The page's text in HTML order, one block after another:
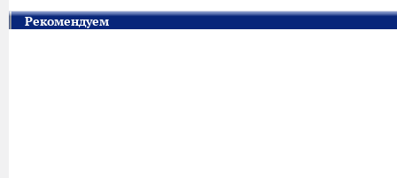
Рекомендуем